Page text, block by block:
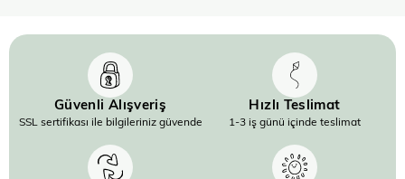
Güvenli Alışveriş
SSL sertifikası ile bilgileriniz güvende
Hızlı Teslimat
1-3 iş günü içinde teslimat